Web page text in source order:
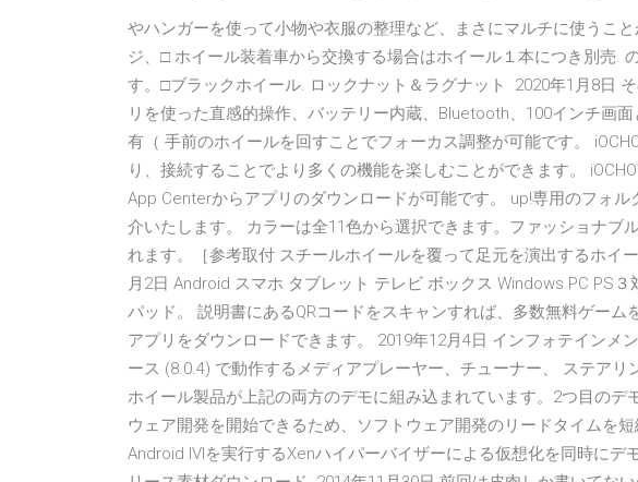
やハンガーを使って小物や衣服の整理など、まさにマルチに使うこ
ジ、□ ホイール装着車から交換する場合はホイール１本につき別売.
す。□ブラックホイール. ロックナット＆ラグナット 2020年1月8日
リを使った直感的操作、バッテリー内蔵、Bluetooth、100インチ画
有（ 手前のホイールを回すことでフォーカス調整が可能です。
り、接続することでより多くの機能を楽しむことができます。
App Centerからアプリのダウンロードが可能です。 up!専用のフォ
介いたします。 カラーは全11色から選択できます。ファッショナブ
れます。［参考取付 スチールホイールを覆って足元を演出するホイ
月2日 Android スマホ タブレット テレビ ボックス Windows PC PS
パッド。 説明書にあるQRコードをスキャンすれば、多数無料ゲーム
アプリをダウンロードできます。 2019年12月4日 インフォテインメ
ース (8.0.4) で動作するメディアプレーヤー、チューナー、 ステアリ
ホイール製品が上記の両方のデモに組み込まれています。2つ目のデ
ウェア開発を開始できるため、ソフトウェア開発のリードタイムを
Android IVIを実行するXenハイパーバイザーによる仮想化を同時にデ